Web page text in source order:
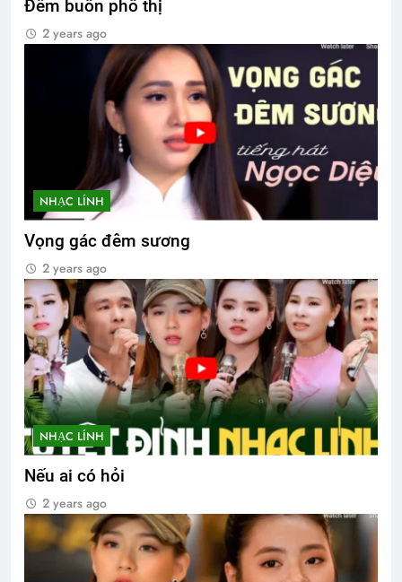
Đêm buồn phố thị
2 years ago
NHẠC LÍNH
Vọng gác đêm sương
2 years ago
NHẠC LÍNH
Nếu ai có hỏi
2 years ago